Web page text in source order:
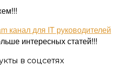
канал для IT руководителей
интересных статей!!!
в соцсетях